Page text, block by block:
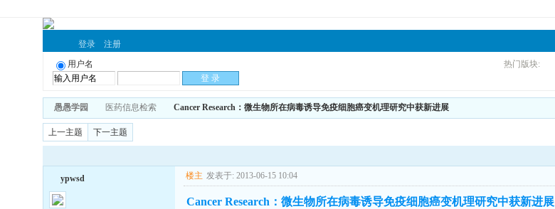
登录 注册
用户名 热门版块:
愚愚学园 医药信息检索 Cancer Research：微生物所在病毒诱导免疫细胞癌变机理研究中获新进展
上一主题 下一主题
ypwsd 楼主 发表于: 2013-06-15 10:04
Cancer Research：微生物所在病毒诱导免疫细胞癌变机理研究中获新进展